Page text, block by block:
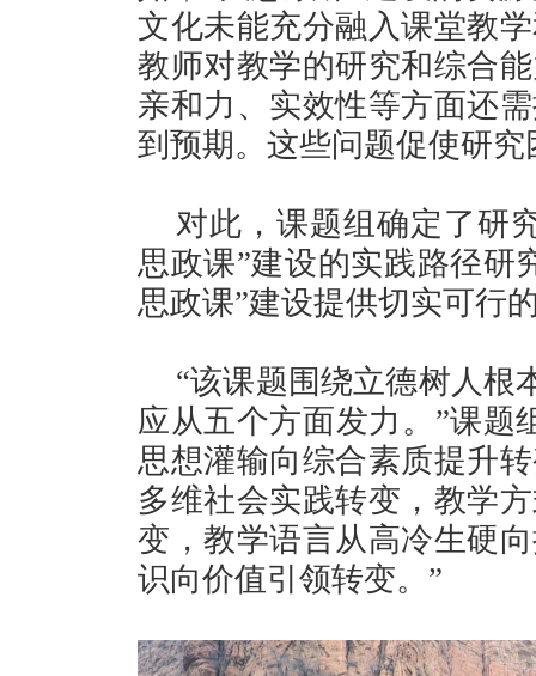
文化未能充分融入课堂教
教师对教学的研究和综合
亲和力、实效性等方面还
到预期。这些问题促使研
对此，课题组确定了研
思政课”建设的实践路径研
思政课”建设提供切实可行
“该课题围绕立德树人根
应从五个方面发力。”课题
思想灌输向综合素质提升
多维社会实践转变，教学
变，教学语言从高冷生硬
识向价值引领转变。”